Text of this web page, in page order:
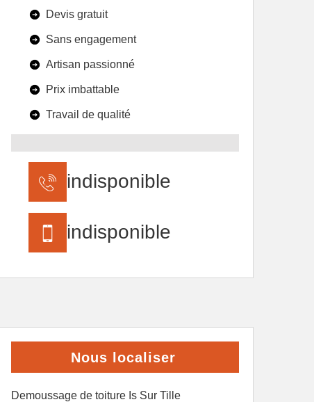
Devis gratuit
Sans engagement
Artisan passionné
Prix imbattable
Travail de qualité
indisponible
indisponible
Nous localiser
Demoussage de toiture Is Sur Tille